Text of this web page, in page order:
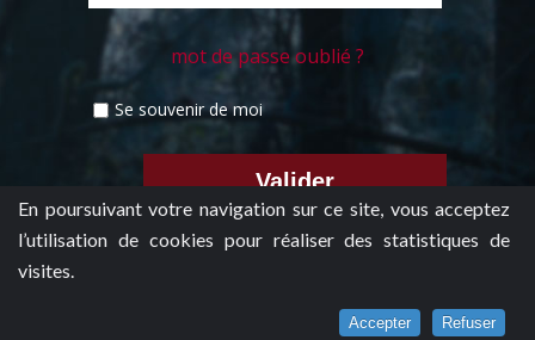
En poursuivant votre navigation sur ce site, vous acceptez
l’utilisation de cookies pour réaliser des statistiques de
visites.
Accepter Refuser
mot de passe oublié ?
Se souvenir de moi